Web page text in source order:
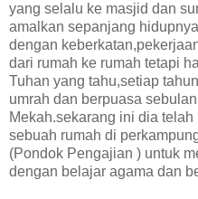
yang selalu ke masjid dan
amalkan sepanjang
dengan
dari rumah ke rumah tetapi
Tuhan yang tahu,setiap
umrah dan berpuasa
Mekah.sekarang ini dia
sebuah rumah di
(Pondok Pengajian ) untuk
dengan belajar agama dan